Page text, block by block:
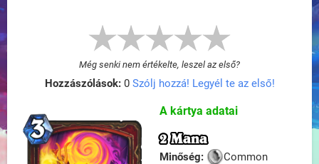
Még senki nem értékelte, leszel az első?
Hozzászólások:0 Szólj hozzá! Legyél te az első!
A kártya adatai
2 Mana
Minőség:
Common